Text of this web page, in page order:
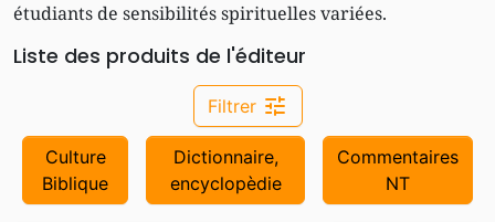
étudiants de sensibilités spirituelles variées.
Liste des produits de l'éditeur
Filtrer tune
Culture
Biblique
Dictionnaire,
encyclopèdie
Commentaires
NT